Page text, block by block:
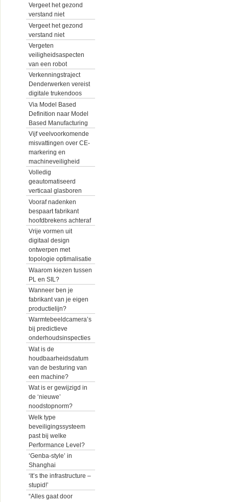
Vergeet het gezond
verstand niet
Vergeet het gezond
verstand niet
Vergeten
veiligheidsaspecten
van een robot
Verkenningstraject
Denderwerken vereist
digitale trukendoos
Via Model Based
Definition naar Model
Based Manufacturing
Vijf veelvoorkomende
misvattingen over CE-
markering en
machineveiligheid
Volledig
geautomatiseerd
verticaal glasboren
Vooraf nadenken
bespaart fabrikant
hoofdbrekens achteraf
Vrije vormen uit
digitaal design
ontwerpen met
topologie optimalisatie
Waarom kiezen tussen
PL en SIL?
Wanneer ben je
fabrikant van je eigen
productielijn?
Warmtebeeldcamera’s
bij predictieve
onderhoudsinspecties
Wat is de
houdbaarheidsdatum
van de besturing van
een machine?
Wat is er gewijzigd in
de ‘nieuwe’
noodstopnorm?
Welk type
beveiligingssysteem
past bij welke
Performance Level?
‘Genba-style’ in
Shanghai
‘It’s the infrastructure –
stupid!’
“Alles gaat door